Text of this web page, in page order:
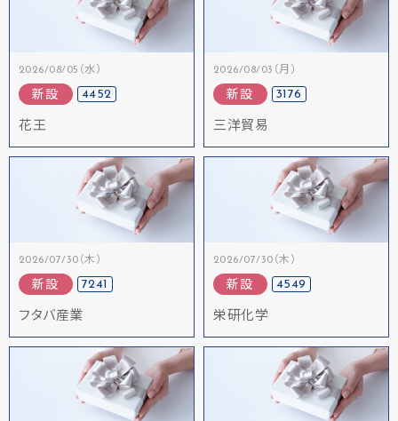
2026/08/05（水）
新設 4452
花王
2026/08/03（月）
新設 3176
三洋貿易
2026/07/30（木）
新設 7241
フタバ産業
2026/07/30（木）
新設 4549
栄研化学